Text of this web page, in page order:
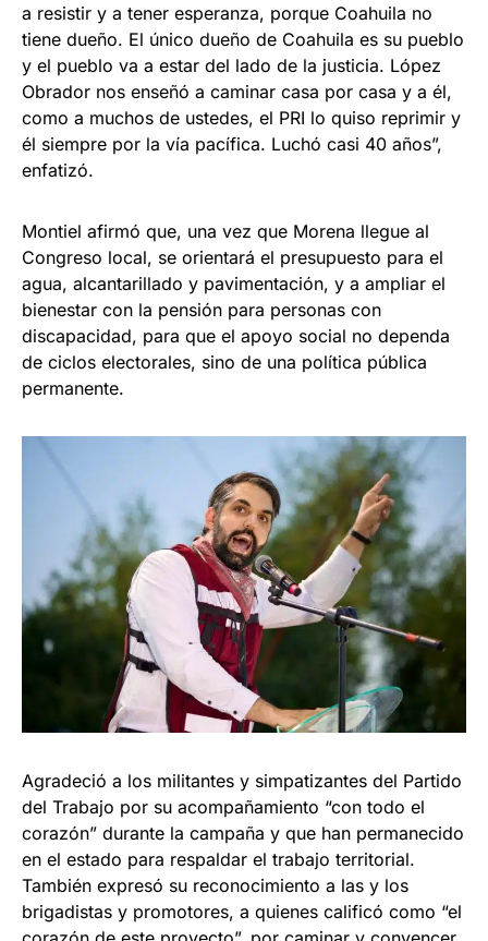
a resistir y a tener esperanza, porque Coahuila no
tiene dueño. El único dueño de Coahuila es su pueblo
y el pueblo va a estar del lado de la justicia. López
Obrador nos enseñó a caminar casa por casa y a él,
como a muchos de ustedes, el PRI lo quiso reprimir y
él siempre por la vía pacífica. Luchó casi 40 años”,
enfatizó.
Montiel afirmó que, una vez que Morena llegue al
Congreso local, se orientará el presupuesto para el
agua, alcantarillado y pavimentación, y a ampliar el
bienestar con la pensión para personas con
discapacidad, para que el apoyo social no dependa
de ciclos electorales, sino de una política pública
permanente.
Agradeció a los militantes y simpatizantes del Partido
del Trabajo por su acompañamiento “con todo el
corazón” durante la campaña y que han permanecido
en el estado para respaldar el trabajo territorial.
También expresó su reconocimiento a las y los
brigadistas y promotores, a quienes calificó como “el